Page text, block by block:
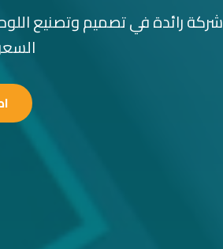
شركة رائدة في تصميم وتصنيع